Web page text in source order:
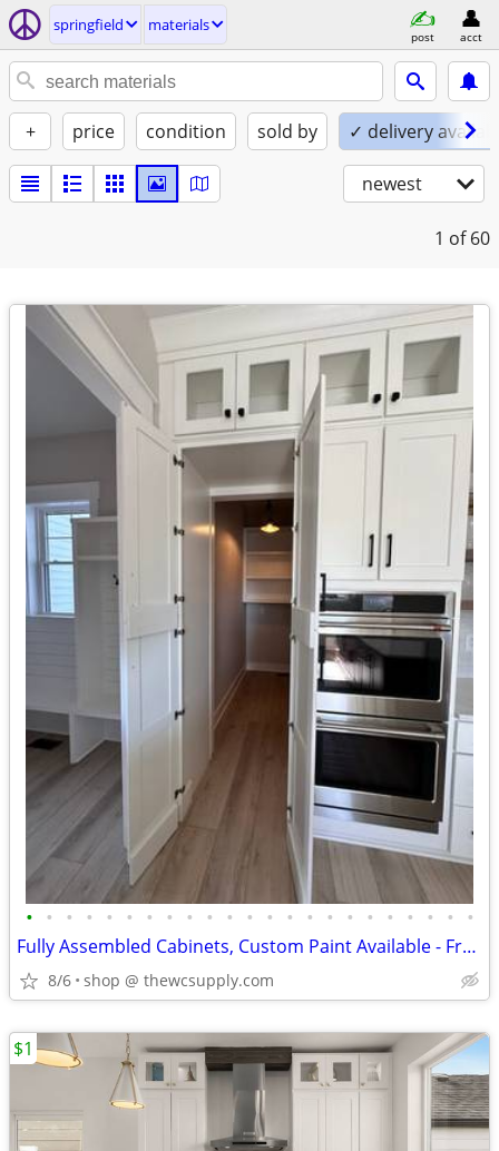
springfield materials
post acct
+ price condition sold by ✓ delivery
newest
1 of 60
• • • • • • • • • • • • • • • • • • • • • • •
Fully Assembled Cabinets, Custom Paint Available - Free Kitchen Design
8/6 shop @ thewcsupply.com
$1